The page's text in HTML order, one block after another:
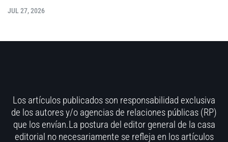
JUL 27, 2026
Los artículos publicados son responsabilidad exclusiva
de los autores y/o agencias de relaciones públicas (RP)
que los envían.La postura del editor general de la casa
editorial no necesariamente se refleja en los artículos